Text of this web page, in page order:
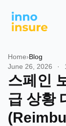
Home›Blog
June 26, 2026
·
스페인
급 상황